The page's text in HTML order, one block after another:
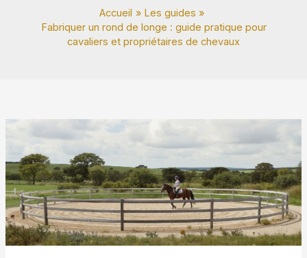
Accueil
Les guides
Fabriquer un rond de longe : guide pratique pour
cavaliers et propriétaires de chevaux